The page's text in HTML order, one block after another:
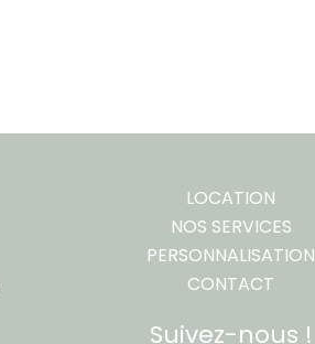
LOCATION
NOS SERVICES
PERSONNALISATION
CONTACT
Suivez-nous !